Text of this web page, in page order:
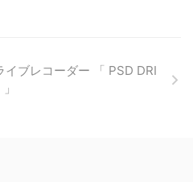
ブレコーダー 「 PSD DRI